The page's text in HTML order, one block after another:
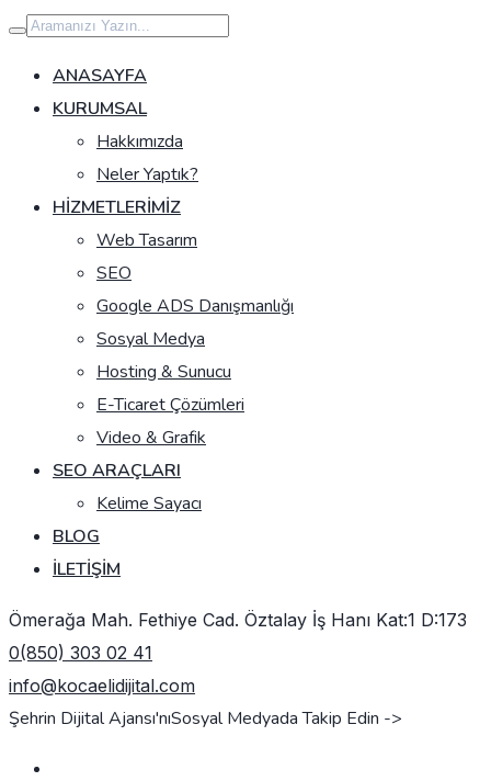
İçeriğe
geç
ANASAYFA
KURUMSAL
Hakkımızda
Neler Yaptık?
HIZMETLERIMIZ
Web Tasarım
SEO
Google ADS Danışmanlığı
Sosyal Medya
Hosting & Sunucu
E-Ticaret Çözümleri
Video & Grafik
SEO ARAÇLARI
Kelime Sayacı
BLOG
İLETIŞIM
Ömerağa Mah. Fethiye Cad. Öztalay İş Hanı Kat:1 D:173
0(850) 303 02 41
info@kocaelidijital.com
Şehrin Dijital Ajansı'nıSosyal Medyada Takip Edin ->